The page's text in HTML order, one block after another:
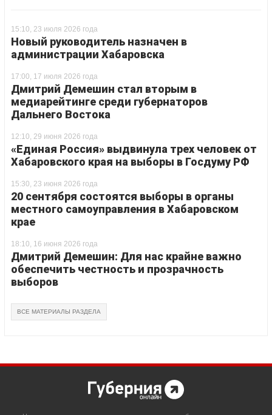
15:10, 23 июля 2026 года
Новый руководитель назначен в
администрации Хабаровска
17:00, 17 июля 2026 года
Дмитрий Демешин стал вторым в
медиарейтинге среди губернаторов
Дальнего Востока
12:10, 29 июня 2026 года
«Единая Россия» выдвинула трех человек от
Хабаровского края на выборы в Госдуму РФ
15:30, 23 июня 2026 года
20 сентября состоятся выборы в органы
местного самоуправления в Хабаровском
крае
18:10, 16 июня 2026 года
Дмитрий Демешин: Для нас крайне важно
обеспечить честность и прозрачность
выборов
ВСЕ МАТЕРИАЛЫ РАЗДЕЛА